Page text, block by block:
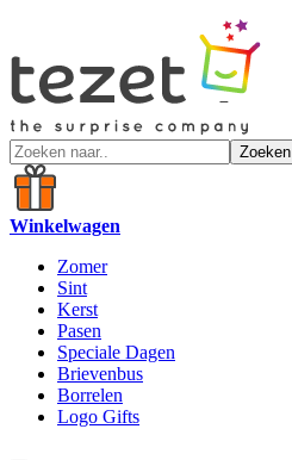
Zoeken
Winkelwagen
Zomer
Sint
Kerst
Pasen
Speciale Dagen
Brievenbus
Borrelen
Logo Gifts